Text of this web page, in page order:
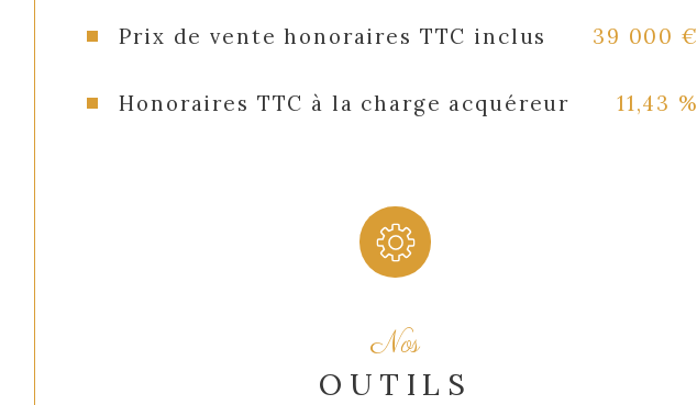
Prix de vente honoraires TTC inclus 39 000 €
Honoraires TTC à la charge acquéreur 11,43 %
Nos
OUTILS